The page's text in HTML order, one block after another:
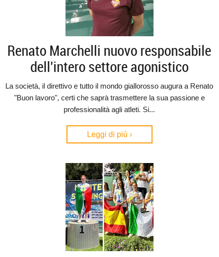
Renato Marchelli nuovo responsabile
dell'intero settore agonistico
La società, il direttivo e tutto il mondo giallorosso augura a Renato
"Buon lavoro", certi che saprà trasmettere la sua passione e
professionalità agli atleti. Si...
Leggi di più ›